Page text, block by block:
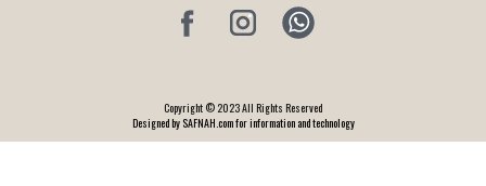
Copyright © 2023 All Rights Reserved
Designed by SAFNAH.com for information and technology